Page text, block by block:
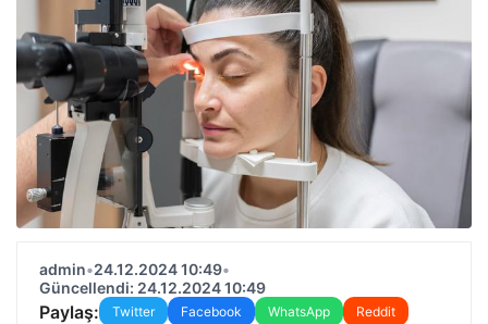
admin•24.12.2024 10:49•
Güncellendi: 24.12.2024 10:49
Paylaş: Twitter Facebook WhatsApp
Reddit